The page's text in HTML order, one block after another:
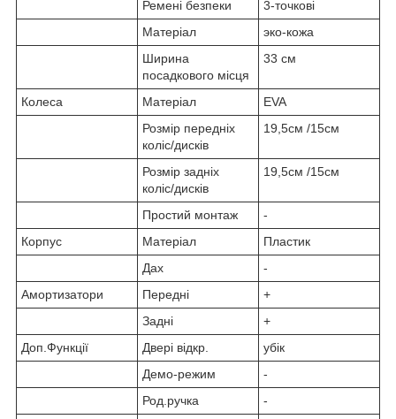
Ремені безпеки
3-точкові
Матеріал
эко-кожа
Ширина
посадкового місця
33 см
Колеса Матеріал
EVA
Розмір передніх
коліс/дисків
19,5см /15см
Розмір задніх
коліс/дисків
19,5см /15см
Простий монтаж
-
Корпус
Матеріал
Пластик
Дах
-
Амортизатори
Передні
+
Задні
+
Доп.Функції
Двері відкр.
убік
Демо-режим
-
Род.ручка
-